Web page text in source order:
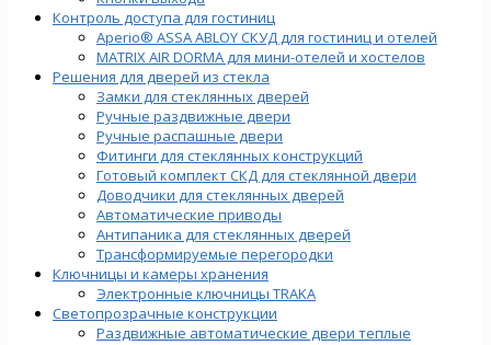
Контроль доступа для гостиниц
Aperio® ASSA ABLOY СКУД для гостиниц и отелей
MATRIX AIR DORMA для мини-отелей и хостелов
Решения для дверей из стекла
Замки для стеклянных дверей
Ручные раздвижные двери
Ручные распашные двери
Фитинги для стеклянных конструкций
Готовый комплект СКД для стеклянной двери
Доводчики для стеклянных дверей
Автоматические приводы
Антипаника для стеклянных дверей
Трансформируемые перегородки
Ключницы и камеры хранения
Электронные ключницы TRAKA
Светопрозрачные конструкции
Раздвижные автоматические двери теплые